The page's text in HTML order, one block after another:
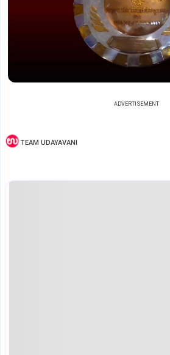
ADVERTISEMENT
TEAM UDAYAVANI